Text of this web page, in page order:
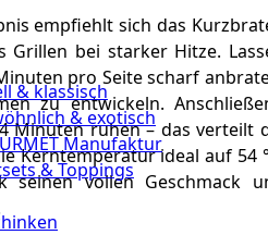
& klassisch
& exotisch
Manufaktur
& Toppings
empfiehlt sich das
Grillen bei starker Hitze.
pro Seite scharf
zu entwickeln.
Minuten ruhen – das verteilt
Kerntemperatur ideal auf 54
seinen vollen Geschmack